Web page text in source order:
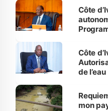
et
Côte
Côte
de
mon